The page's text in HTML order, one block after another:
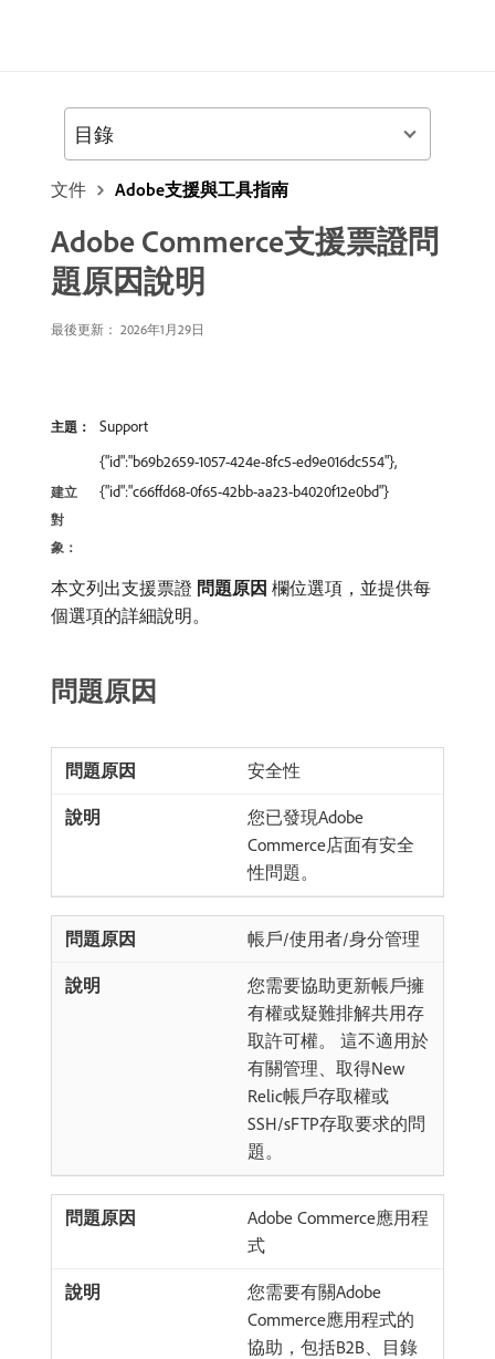
文件 Adobe支援與工具指南
Adobe Commerce支援票證問
題原因說明
最後更新： 2026年1月29日
主題： Support
建立
對
象：
{"id":"b69b2659-1057-424e-8fc5-ed9e016dc554"},
{"id":"c66ffd68-0f65-42bb-aa23-b4020f12e0bd"}
本文列出支援票證​ 問題原因 ​欄位選項，並提供每
個選項的詳細說明。
問題原因
安全性
您已發現Adobe
Commerce店面有安全
性問題。
帳戶/使用者/身分管理
您需要協助更新帳戶擁
有權或疑難排解共用存
取許可權。 這不適用於
有關管理、取得New
Relic帳戶存取權或
SSH/sFTP存取要求的問
題。
Adobe Commerce應用程
式
您需要有關Adobe
Commerce應用程式的
協助，包括B2B、目錄
目錄